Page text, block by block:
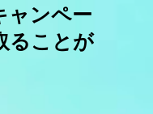
ャンペー
ることが